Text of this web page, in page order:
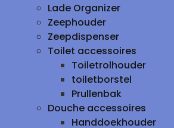
Lade Organizer
Zeephouder
Zeepdispenser
Toilet accessoires
Toiletrolhouder
toiletborstel
Prullenbak
Douche accessoires
Handdoekhouder